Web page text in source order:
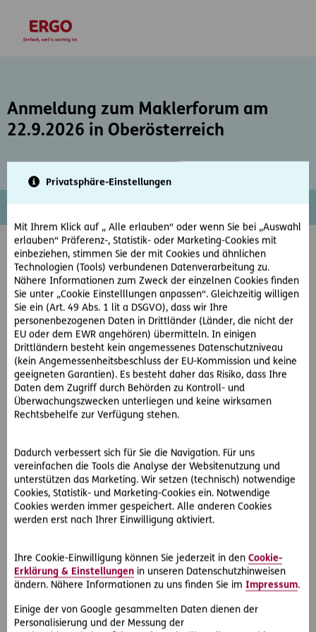
Privatsphäre-Einstellungen
Mit Ihrem Klick auf „ Alle erlauben“ oder wenn Sie bei „Auswahl
erlauben“ Präferenz-, Statistik- oder Marketing-Cookies mit
einbeziehen, stimmen Sie der mit Cookies und ähnlichen
Technologien (Tools) verbundenen Datenverarbeitung zu.
Nähere Informationen zum Zweck der einzelnen Cookies finden
Sie unter „Cookie Einstelllungen anpassen“. Gleichzeitig willigen
Sie ein (Art. 49 Abs. 1 lit a DSGVO), dass wir Ihre
personenbezogenen Daten in Drittländer (Länder, die nicht der
EU oder dem EWR angehören) übermitteln. In einigen
Drittländern besteht kein angemessenes Datenschutzniveau
(kein Angemessenheitsbeschluss der EU-Kommission und keine
geeigneten Garantien). Es besteht daher das Risiko, dass Ihre
Daten dem Zugriff durch Behörden zu Kontroll- und
Überwachungszwecken unterliegen und keine wirksamen
Rechtsbehelfe zur Verfügung stehen.
Dadurch verbessert sich für Sie die Navigation. Für uns
vereinfachen die Tools die Analyse der Websitenutzung und
unterstützen das Marketing. Wir setzen (technisch) notwendige
Cookies, Statistik- und Marketing-Cookies ein. Notwendige
Cookies werden immer gespeichert. Alle anderen Cookies
werden erst nach Ihrer Einwilligung aktiviert.
Ihre Cookie-Einwilligung können Sie jederzeit in den Cookie-
Erklärung & Einstellungen in unseren Datenschutzhinweisen
ändern. Nähere Informationen zu uns finden Sie im Impressum.
Einige der von Google gesammelten Daten dienen der
Personalisierung und der Messung der
Anmeldung zum Maklerforum am
22.9.2026 in Oberösterreich
Anmeldeformular Maklerforum
Oberösterreich
Bitte melden Sie jeden Teilnehmer für das Maklerforum
gesondert an!
Vorname* Nachname*
E-Mail Adresse*
Ich melde mich hiermit verbindlich zum Maklerforum in
Oberösterreich am 22.9.2026 an.*